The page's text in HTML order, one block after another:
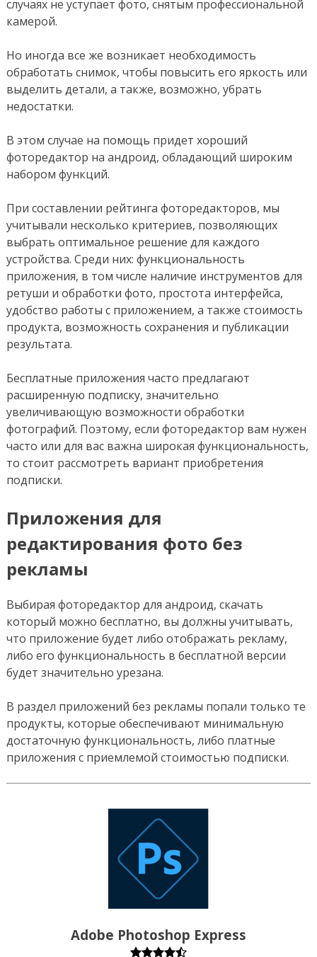
случаях не уступает фото, снятым профессиональной
камерой.
Но иногда все же возникает необходимость
обработать снимок, чтобы повысить его яркость или
выделить детали, а также, возможно, убрать
недостатки.
В этом случае на помощь придет хороший
фоторедактор на андроид, обладающий широким
набором функций.
При составлении рейтинга фоторедакторов, мы
учитывали несколько критериев, позволяющих
выбрать оптимальное решение для каждого
устройства. Среди них: функциональность
приложения, в том числе наличие инструментов для
ретуши и обработки фото, простота интерфейса,
удобство работы с приложением, а также стоимость
продукта, возможность сохранения и публикации
результата.
Бесплатные приложения часто предлагают
расширенную подписку, значительно
увеличивающую возможности обработки
фотографий. Поэтому, если фоторедактор вам нужен
часто или для вас важна широкая функциональность,
то стоит рассмотреть вариант приобретения
подписки.
Приложения для
редактирования фото без
рекламы
Выбирая фоторедактор для андроид, скачать
который можно бесплатно, вы должны учитывать,
что приложение будет либо отображать рекламу,
либо его функциональность в бесплатной версии
будет значительно урезана.
В раздел приложений без рекламы попали только те
продукты, которые обеспечивают минимальную
достаточную функциональность, либо платные
приложения с приемлемой стоимостью подписки.
Adobe Photoshop Express